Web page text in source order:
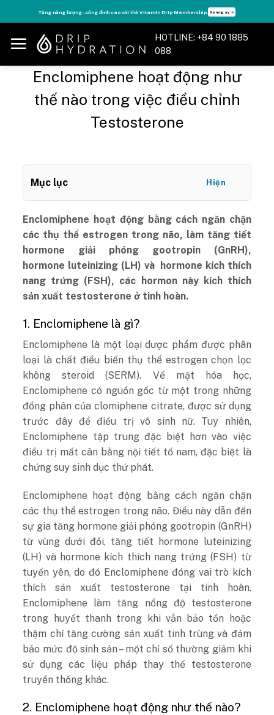
to
content
Tăng năng lượng - sống đỉnh cao với thẻ Vitamin Drip Membership. Xem ngay ➝
HOTLINE: +84 90 1885
088
Enclomiphene hoạt động như
thế nào trong việc điều chỉnh
Testosterone
Mục lục Hiện
Enclomiphene hoạt động bằng cách ngăn chặn
các thụ thể estrogen trong não, làm tăng tiết
hormone giải phóng gootropin (GnRH),
hormone luteinizing (LH) và hormone kích thích
nang trứng (FSH), các hormon này kích thích
sản xuất testosterone ở tinh hoàn.
1. Enclomiphene là gì?
Enclomiphene là một loại dược phẩm được phân
loại là chất điều biến thụ thể estrogen chọn lọc
không steroid (SERM). Về mặt hóa học,
Enclomiphene có nguồn gốc từ một trong những
đồng phân của clomiphene citrate, được sử dụng
trước đây để điều trị vô sinh nữ. Tuy nhiên,
Enclomiphene tập trung đặc biệt hơn vào việc
điều trị mất cân bằng nội tiết tố nam, đặc biệt là
chứng suy sinh dục thứ phát.
Enclomiphene hoạt động bằng cách ngăn chặn
các thụ thể estrogen trong não. Điều này dẫn đến
sự gia tăng hormone giải phóng gootropin (GnRH)
từ vùng dưới đồi, tăng tiết hormone luteinizing
(LH) và hormone kích thích nang trứng (FSH) từ
tuyến yên, do đó Enclomiphene đóng vai trò kích
thích sản xuất testosterone tại tinh hoàn.
Enclomiphene làm tăng nồng độ testosterone
trong huyết thanh trong khi vẫn bảo tồn hoặc
thậm chí tăng cường sản xuất tinh trùng và đảm
bảo mức độ sinh sản – một chỉ số thường giảm khi
sử dụng các liệu pháp thay thế testosterone
truyền thống khác.
2. Enclomiphene hoạt động như thế nào?